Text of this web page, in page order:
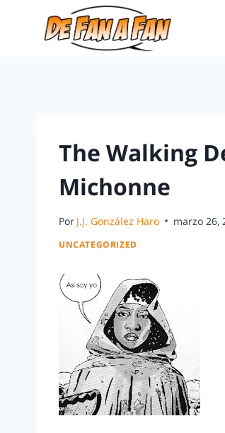
The Walking
Michonne
Por J.J. González Haro marzo 26,
UNCATEGORIZED